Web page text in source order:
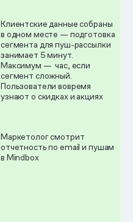
Клиентские данные собраны
в одном месте — подготовка
сегмента для пуш-рассылки
занимает 5 минут.
Максимум — час, если
сегмент сложный.
Пользователи вовремя
узнают о скидках и акциях
Маркетолог смотрит
отчетность по email и пушам
в Mindbox